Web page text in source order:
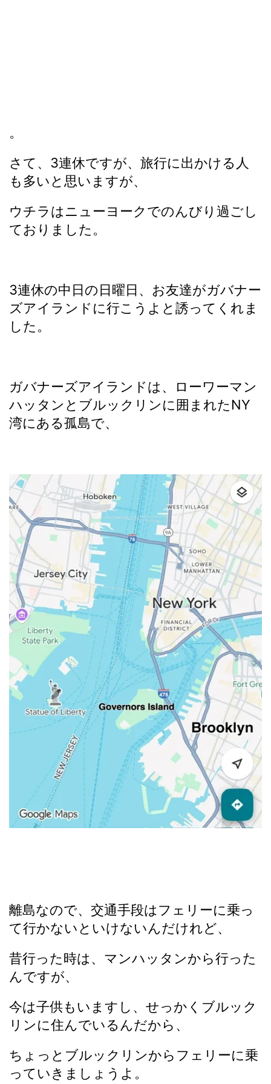
。
さて、3連休ですが、旅行に出かける人
も多いと思いますが、
ウチラはニューヨークでのんびり過ごし
ておりました。
3連休の中日の日曜日、お友達がガバナー
ズアイランドに行こうよと誘ってくれま
した。
ガバナーズアイランドは、ローワーマン
ハッタンとブルックリンに囲まれたNY
湾にある孤島で、
離島なので、交通手段はフェリーに乗っ
て行かないといけないんだけれど、
昔行った時は、マンハッタンから行った
んですが、
今は子供もいますし、せっかくブルック
リンに住んでいるんだから、
ちょっとブルックリンからフェリーに乗
っていきましょうよ。